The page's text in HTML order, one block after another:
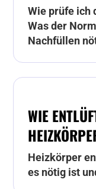
Wie prüfe ich
Was der
Nachfüllen
WIE
Heizkörper
es nötig ist